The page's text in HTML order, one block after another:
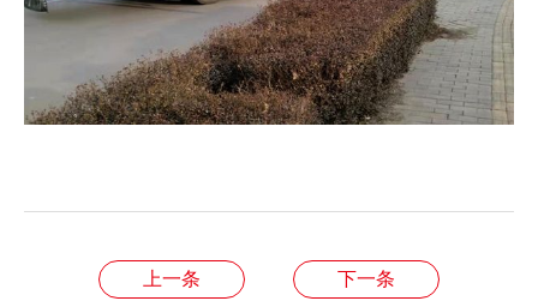
上一条 下一条